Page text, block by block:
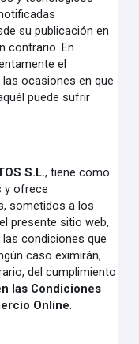
su publicación en
contrario. En
el
las ocasiones en que
puede sufrir
S.L., tiene como
y ofrece
sometidos a los
presente sitio web,
condiciones que
caso eximirán,
del cumplimiento
las Condiciones
Online.